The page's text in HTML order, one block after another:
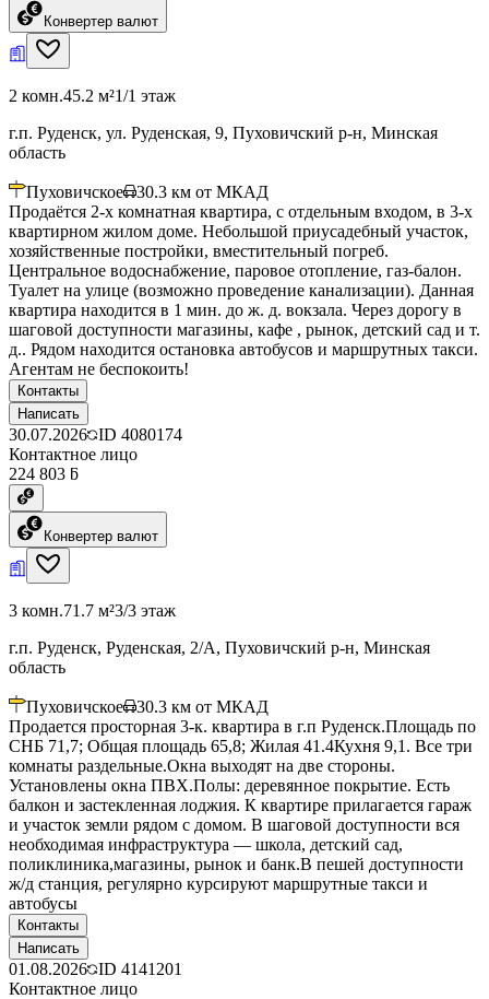
Конвертер валют
2 комн.45.2 м²1/1 этаж
г.п. Руденск, ул. Руденская, 9, Пуховичский р-н, Минская
область
Пуховичское 30.3 км от МКАД
Продаётся 2-х комнатная квартира, с отдельным входом, в 3-х
квартирном жилом доме. Небольшой приусадебный участок,
хозяйственные постройки, вместительный погреб.
Центральное водоснабжение, паровое отопление, газ-балон.
Туалет на улице (возможно проведение канализации). Данная
квартира находится в 1 мин. до ж. д. вокзала. Через дорогу в
шаговой доступности магазины, кафе , рынок, детский сад и т.
д.. Рядом находится остановка автобусов и маршрутных такси.
Агентам не беспокоить!
Контакты
Написать
30.07.2026 ID 4080174
Контактное лицо
224 803 ƃ
Конвертер валют
3 комн.71.7 м²3/3 этаж
г.п. Руденск, Руденская, 2/А, Пуховичский р-н, Минская
область
Пуховичское 30.3 км от МКАД
Продается просторная 3-к. квартира в г.п Руденск.Площадь по
СНБ 71,7; Общая площадь 65,8; Жилая 41.4Кухня 9,1. Все три
комнаты раздельные.Окна выходят на две стороны.
Установлены окна ПВХ.Полы: деревянное покрытие. Есть
балкон и застекленная лоджия. К квартире прилагается гараж
и участок земли рядом с домом. В шаговой доступности вся
необходимая инфраструктура — школа, детский сад,
поликлиника,магазины, рынок и банк.В пешей доступности
ж/д станция, регулярно курсируют маршрутные такси и
автобусы
Контакты
Написать
01.08.2026 ID 4141201
Контактное лицо